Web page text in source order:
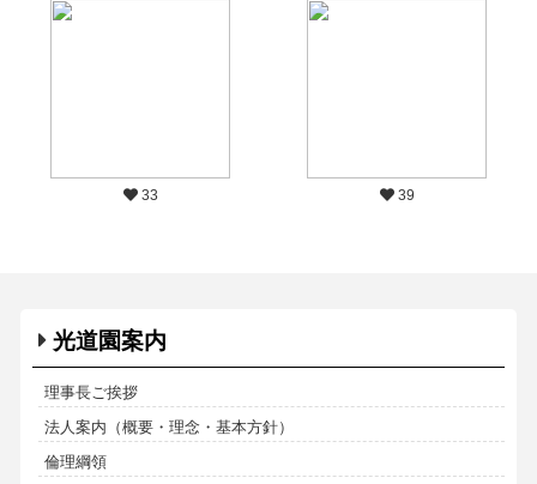
33 39
光道園案内
理事長ご挨拶
法人案内（概要・理念・基本方針）
倫理綱領